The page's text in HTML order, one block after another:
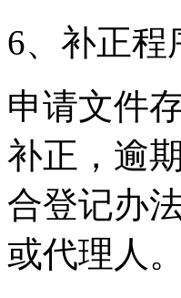
6、补正程
申请文件
补正，逾
合登记办
或代理人。